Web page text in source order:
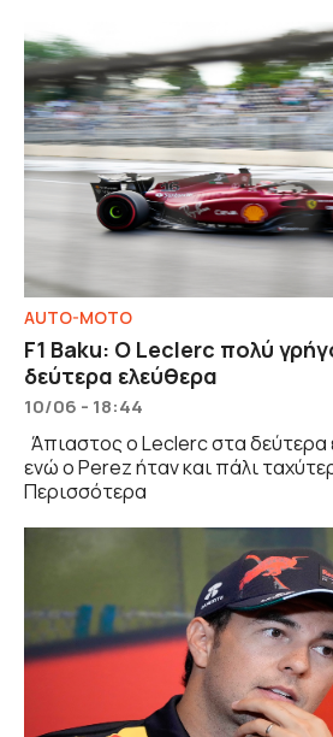
AUTO-MOTO
F1 Baku: Ο Leclerc πολύ
δεύτερα ελεύθερα
10/06 - 18:44
Άπιαστος ο Leclerc στα δεύτερα
ενώ ο Perez ήταν και πάλι
Περισσότερα